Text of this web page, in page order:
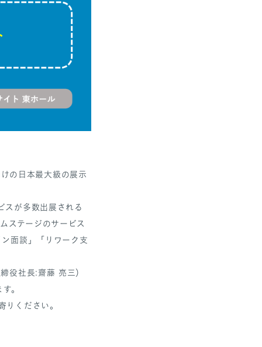
の⽇本最⼤級の展示
スが多数出展される
ステージのサービス
面談」「リワーク支
役社長:齋藤 亮三）
。
ください。